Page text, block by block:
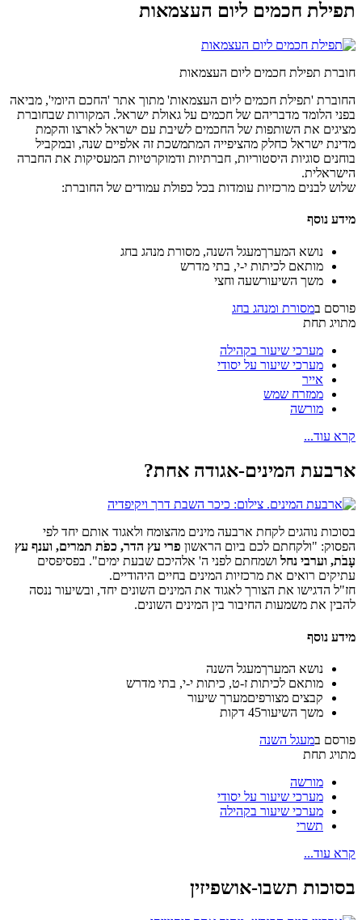
תפילת חכמים ליום העצמאות
חוברת תפילת חכמים ליום העצמאות
החוברת 'תפילת חכמים ליום העצמאות' מתוך אתר 'החכם היומי', מביאה
בפני הלומד מדבריהם של חכמים על גאולת ישראל. המקורות שבחוברת
מציגים את השותפות של החכמים לשיבת עם ישראל לארצו והקמת
מדינת ישראל כחלק מהציפייה המתמשכת זה אלפיים שנה, ובמקביל
בוחנים סוגיות היסטוריות, חברתיות ודמוקרטיות המעסיקות את החברה
הישראלית.
שלוש לבנים מרכזיות עומדות בכל כפולת עמודים של החוברת:
מידע נוסף
נושא המערךמעגל השנה, מסורת מנהג בחג
מותאם לכיתות י-י, בתי מדרש
משך השיעורשעה וחצי
פורסם במסורת ומנהג בחג
מתויג תחת
מערכי שיעור בקהילה
מערכי שיעור על יסודי
אייר
ממזרח שמש
מורשה
קרא עוד...
ארבעת המינים-אגודה אחת?
בסוכות נוהגים לקחת ארבעה מינים מהצומח ולאגוד אותם יחד לפי
הפסוק: "ולקחתם לכם ביום הראשון פרי עץ הדר, כפֹת תמרים, וענף עץ
עָבֹת, וערבי נחל ושמחתם לפני ה' אלהיכם שבעת ימים". בפסיפסים
עתיקים רואים את מרכזיות המינים בחיים היהודיים.
חז"ל הדגישו את הצורך לאגוד את המינים השונים יחד, ובשיעור ננסה
להבין את משמעות החיבור בין המינים השונים.
מידע נוסף
נושא המערךמעגל השנה
מותאם לכיתות ז-ט, כיתות י-י, בתי מדרש
קבצים מצורפיםמערך שיעור
משך השיעור45 דקות
פורסם במעגל השנה
מתויג תחת
מורשה
מערכי שיעור על יסודי
מערכי שיעור בקהילה
תשרי
קרא עוד...
בסוכות תשבו-אושפיזין